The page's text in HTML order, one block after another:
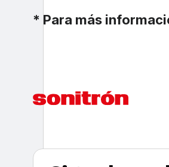
* Para más